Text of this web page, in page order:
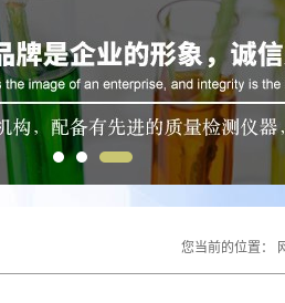
您当前的位置：